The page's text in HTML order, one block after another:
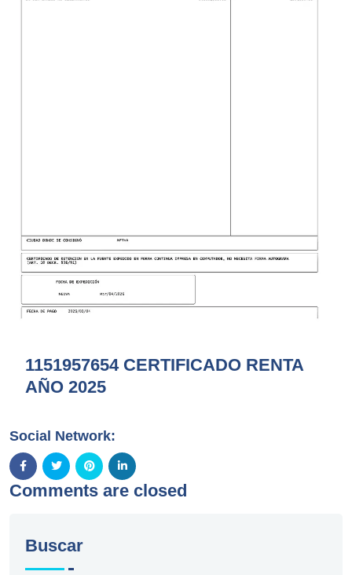
1151957654 CERTIFICADO RENTA
AÑO 2025
Social Network:
Comments are closed
Buscar